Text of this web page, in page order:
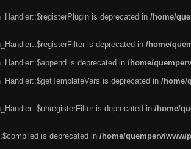
is deprecated in /home/
is deprecated in /home/
is deprecated in /home/
is deprecated in /home/
is deprecated in /home/
is deprecated in /home/quemperv/